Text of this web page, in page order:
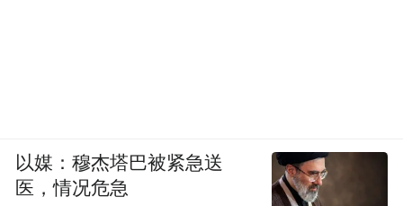
以媒：穆杰塔巴被紧急送
医，情况危急